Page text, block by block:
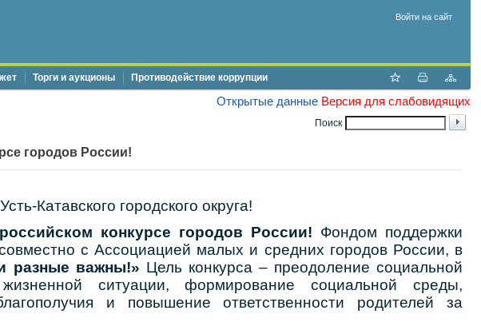
Войти на сайт
Торги и аукционы Противодействие коррупции
Открытые данные Версия для слабовидящих
Поиск
городов России!
Усть-Катавского городского округа!
конкурсе городов России! Фондом поддержки
с Ассоциацией малых и средних городов России, в
разные важны!» Цель конкурса – преодоление социальной
ситуации, формирование социальной среды,
и повышение ответственности родителей за